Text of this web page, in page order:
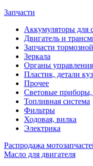
Запчасти
Аккумуляторы для
Двигатель и
Запчасти
Зеркала
Органы управления
Пластик, детали
Прочее
Световые приборы,
Топливная система
Фильтры
Ходовая, вилка
Электрика
Распродажа
Масло для двигателя